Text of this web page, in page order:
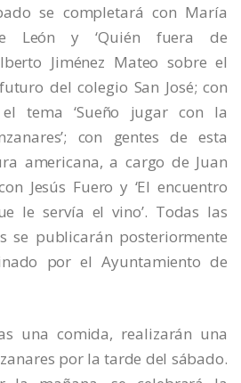
se completará con María
León y ‘Quién fuera de
Jiménez Mateo sobre el
del colegio San José; con
tema ‘Sueño jugar con la
con gentes de esta
americana, a cargo de Juan
Jesús Fuero y ‘El encuentro
le servía el vino’. Todas las
se publicarán posteriormente
por el Ayuntamiento de
una comida, realizarán una
por la tarde del sábado.